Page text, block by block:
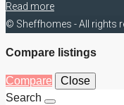
Read more
© Sheffhomes - All rights
Compare listings
Compare
Close
Search